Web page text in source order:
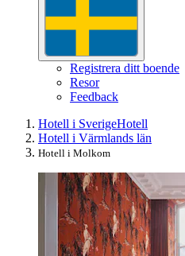
Registrera ditt boende
Resor
Feedback
Hotell i SverigeHotell
Hotell i Värmlands län
Hotell i Molkom